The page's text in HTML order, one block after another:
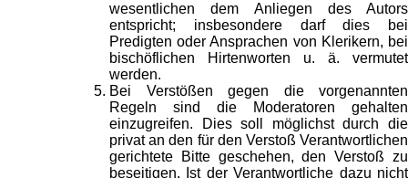
wesentlichen dem Anliegen des Autors
entspricht; insbesondere darf dies bei
Predigten oder Ansprachen von Klerikern, bei
bischöflichen Hirtenworten u. ä. vermutet
werden.
Bei Verstößen gegen die vorgenannten
Regeln sind die Moderatoren gehalten
einzugreifen. Dies soll möglichst durch die
privat an den für den Verstoß Verantwortlichen
gerichtete Bitte geschehen, den Verstoß zu
beseitigen. Ist der Verantwortliche dazu nicht